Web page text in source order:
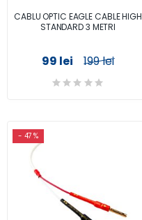
CABLU OPTIC EAGLE CABLE HIGH
STANDARD 3 METRI
99 lei 199 lei
- 47 %